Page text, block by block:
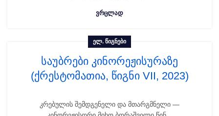
ᲕᲠᲪᲚᲐᲓ
ᲔᲚ. ᲬᲘᲒᲜᲔᲑᲘ
საუბრები კინორეჟისურაზე
(ქრესტომათია, წიგნი VII, 2023)
კრებულის შემდგენელი და მთარგმნელი —